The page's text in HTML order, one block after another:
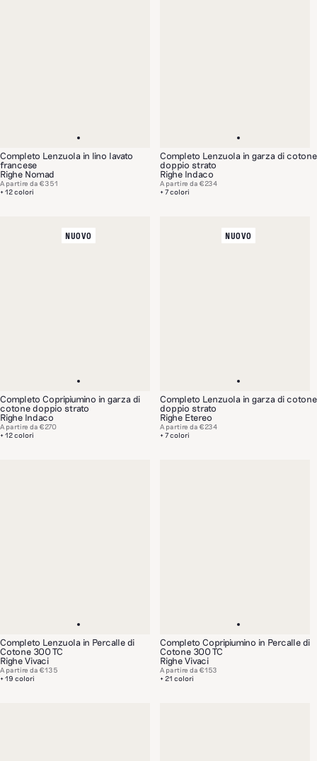
Completo Lenzuola in lino lavato
francese
Righe Nomad
+ 12 colori
A partire da €351
Completo Lenzuola in garza di cotone
doppio strato
Righe Indaco
+ 7 colori
A partire da €234
NUOVO
Completo Copripiumino in garza di
cotone doppio strato
Righe Indaco
+ 12 colori
A partire da €270
NUOVO
Completo Lenzuola in garza di cotone
doppio strato
Righe Etereo
+ 7 colori
A partire da €234
Completo Lenzuola in Percalle di
Cotone 300 TC
Righe Vivaci
+ 19 colori
A partire da €135
Completo Copripiumino in Percalle di
Cotone 300 TC
Righe Vivaci
+ 21 colori
A partire da €153